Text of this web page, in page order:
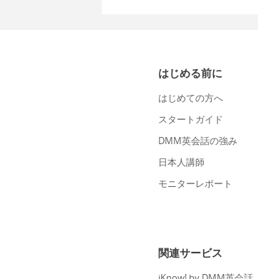
はじめる前に
はじめての方へ
スタートガイド
DMM英会話の強み
日本人講師
モニターレポート
関連サービス